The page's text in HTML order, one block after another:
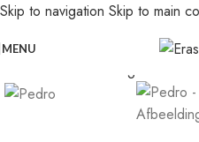
Skip to navigation Skip to main
MENU